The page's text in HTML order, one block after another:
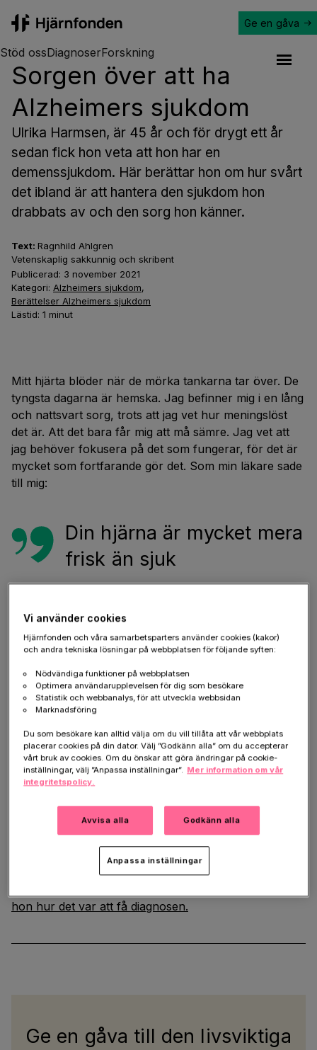
Ge en gåva
Stöd ossDiagnoserForskning
Text: Ragnhild Ahlgren
Vetenskaplig sakkunnig och skribent
Publicerad: 3 november 2021
Kategori: Alzheimers sjukdom,
Berättelser Alzheimers sjukdom
Lästid: 1 minut
Sorgen över att ha
Alzheimers sjukdom
Ulrika Harmsen, är 45 år och för drygt ett år
sedan fick hon veta att hon har en
demenssjukdom. Här berättar hon om hur svårt
det ibland är att hantera den sjukdom hon
drabbats av och den sorg hon känner.
Mitt hjärta blöder när de mörka tankarna tar över. De
tyngsta dagarna är hemska. Jag befinner mig i en lång
och nattsvart sorg, trots att jag vet hur meningslöst
det är. Att det bara får mig att må sämre. Jag vet att
jag behöver fokusera på det som fungerar, för det är
mycket som fortfarande gör det. Som min läkare sade
till mig:
Din hjärna är mycket mera
frisk än sjuk
Ändå sörjer jag att jag nog inte kommer vara tillräckligt
klar i huvudet för att kunna glädjas med barnen när
de flyttar hemifrån. Om jag ens lever då. Jag sörjer att
jag troligen inte kommer få uppleva glädjen i att bli
mormor. Att jag kommer bli beroende av andra. Att bli
en belastning för mina nära.
Jag är också rädd för hur det ska bli. Hur kommer jag
bli behandlad av andra? Hur kommer min
personlighet förändras? Tänk om jag blir outhärdlig att
vara med? Tankarna smyger sig först på men
Men mest av allt sorg.
Ulrika delade med sig av sin vardag på
under september. Vi kommer att
hon hur det var att få diagnosen.
Ge en gåva till den livsviktiga
Vi använder cookies
Hjärnfonden och våra samarbetsparters använder cookies (kakor)
och andra tekniska lösningar på webbplatsen för följande syften:
Nödvändiga funktioner på webbplatsen
Optimera användarupplevelsen för dig som besökare
Statistik och webbanalys, för att utveckla webbsidan
Marknadsföring
Du som besökare kan alltid välja om du vill tillåta att vår webbplats
placerar cookies på din dator. Välj ”Godkänn alla” om du accepterar
vårt bruk av cookies. Om du önskar att göra ändringar på cookie-
inställningar, välj ”Anpassa inställningar”. Mer information om vår
integritetspolicy.
Avvisa alla Godkänn alla
Anpassa inställningar